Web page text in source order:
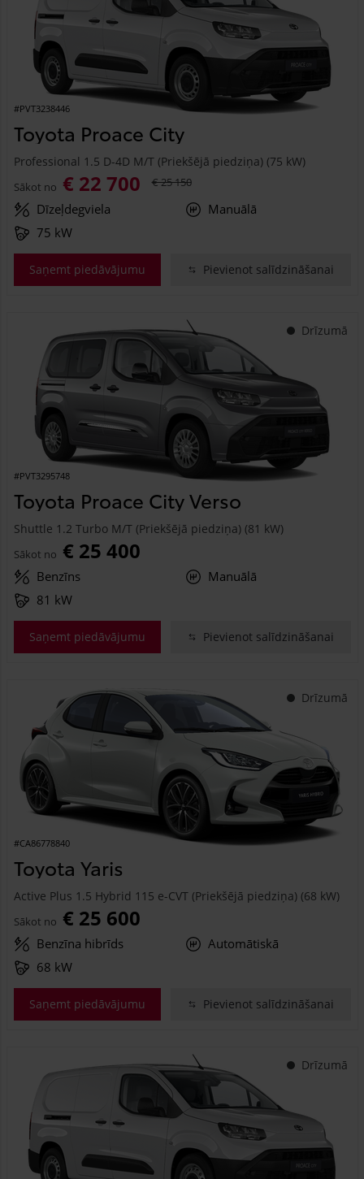
#PVT3238446
Toyota Proace City
Professional 1.5 D-4D M/T (Priekšējā piedziņa) (75 kW)
Sākot no € 22 700 € 25 150
Dīzeļdegviela
Manuālā
75 kW
Saņemt piedāvājumu Pievienot salīdzināšanai
Drīzumā
#PVT3295748
Toyota Proace City Verso
Shuttle 1.2 Turbo M/T (Priekšējā piedziņa) (81 kW)
Sākot no € 25 400
Benzīns
Manuālā
81 kW
Saņemt piedāvājumu Pievienot salīdzināšanai
Drīzumā
#CA86778840
Toyota Yaris
Active Plus 1.5 Hybrid 115 e-CVT (Priekšējā piedziņa) (68 kW)
Sākot no € 25 600
Benzīna hibrīds
Automātiskā
68 kW
Saņemt piedāvājumu Pievienot salīdzināšanai
Drīzumā